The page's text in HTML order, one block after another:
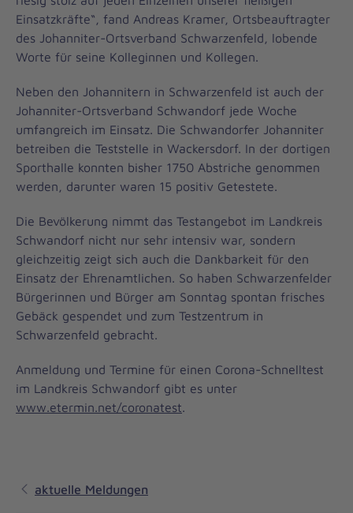
Einsatzkräfte“, fand Andreas Kramer, Ortsbeauftragter
des Johanniter-Ortsverband Schwarzenfeld, lobende
Worte für seine Kolleginnen und Kollegen.
Neben den Johannitern in Schwarzenfeld ist auch der
Johanniter-Ortsverband Schwandorf jede Woche
umfangreich im Einsatz. Die Schwandorfer Johanniter
betreiben die Teststelle in Wackersdorf. In der dortigen
Sporthalle konnten bisher 1750 Abstriche genommen
werden, darunter waren 15 positiv Getestete.
Die Bevölkerung nimmt das Testangebot im Landkreis
Schwandorf nicht nur sehr intensiv war, sondern
gleichzeitig zeigt sich auch die Dankbarkeit für den
Einsatz der Ehrenamtlichen. So haben Schwarzenfelder
Bürgerinnen und Bürger am Sonntag spontan frisches
Gebäck gespendet und zum Testzentrum in
Schwarzenfeld gebracht.
Anmeldung und Termine für einen Corona-Schnelltest
im Landkreis Schwandorf gibt es unter
www.etermin.net/coronatest.
aktuelle Meldungen